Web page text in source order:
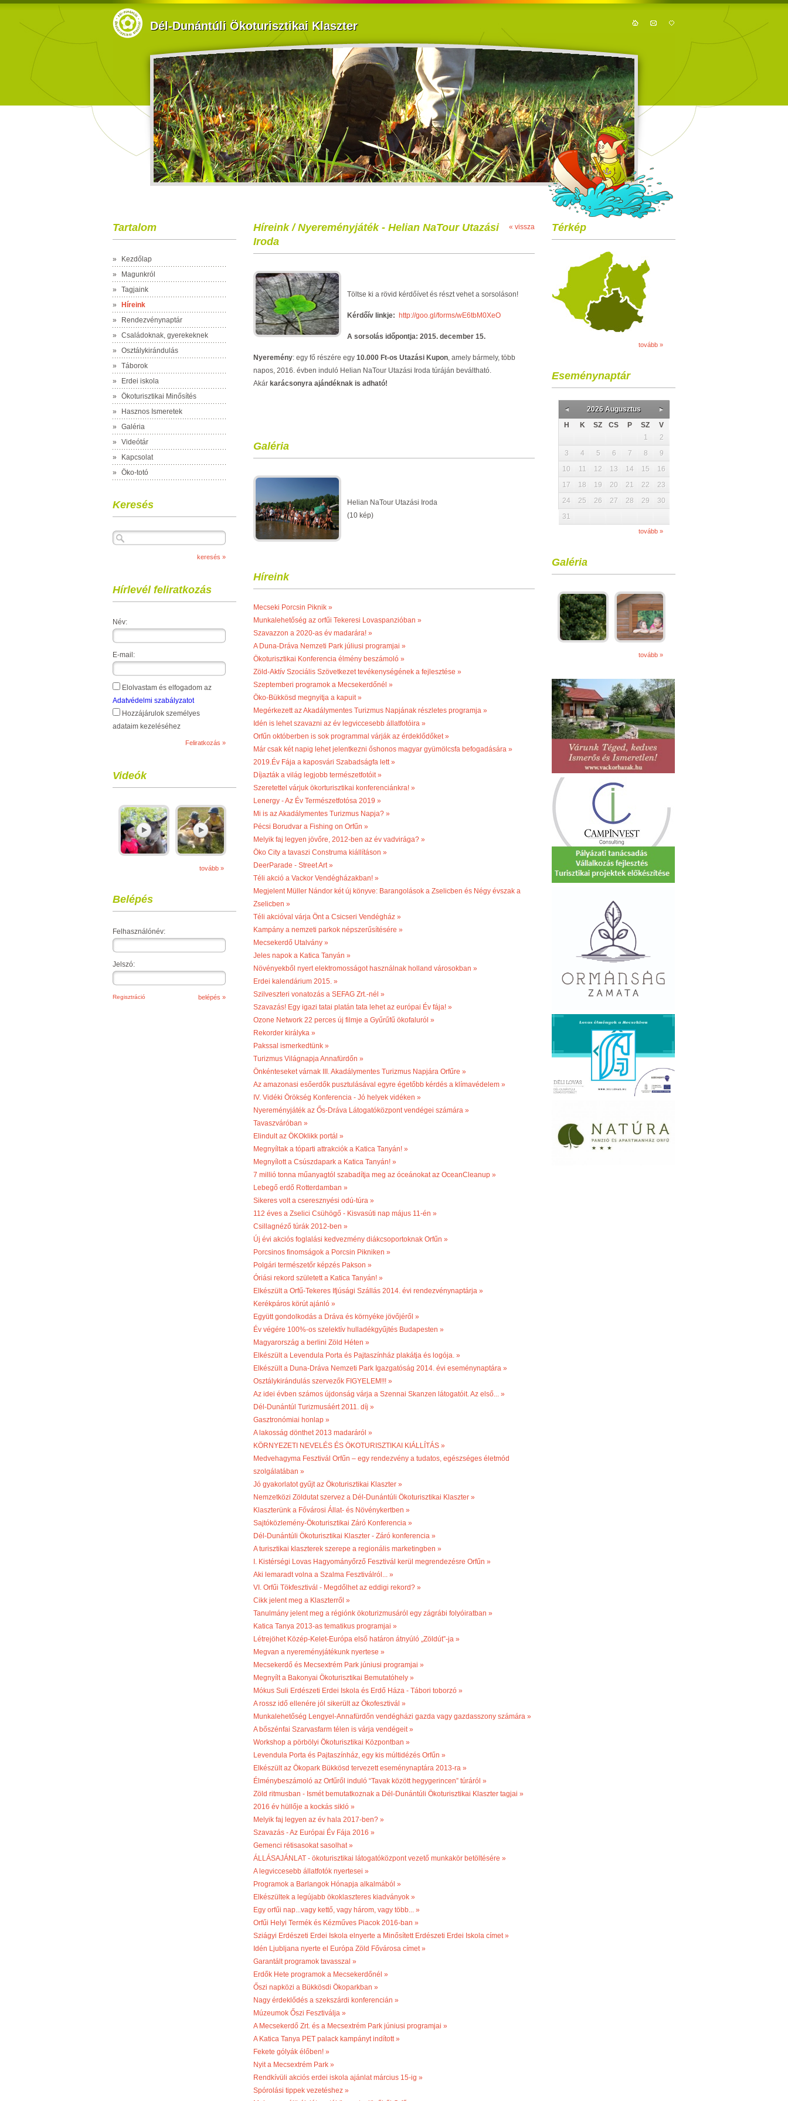
Dél-Dunántúli Ökoturisztikai Klaszter
Tartalom
»
Kezdőlap
»
Magunkról
»
Tagjaink
»
Híreink
»
Rendezvénynaptár
»
Családoknak, gyerekeknek
»
Osztálykirándulás
»
Táborok
»
Erdei iskola
»
Ökoturisztikai Minősítés
»
Hasznos Ismeretek
»
Galéria
»
Videótár
»
Kapcsolat
»
Öko-totó
Keresés
Hírlevél feliratkozás
Név:
E-mail:
Elolvastam és elfogadom az
Adatvédelmi szabályzatot
Hozzájárulok személyes
adataim kezeléséhez
Videók
tovább »
Belépés
Felhasználónév:
Jelszó:
Regisztráció
« vissza
Híreink / Nyereményjáték - Helian NaTour Utazási
Iroda
Töltse ki a rövid kérdőívet és részt vehet a sorsoláson!
Kérdőív linkje: http://goo.gl/forms/wE6tbM0XeO
A sorsolás időpontja: 2015. december 15.
Nyeremény: egy fő részére egy 10.000 Ft-os Utazási Kupon, amely bármely, több
napos, 2016. évben induló Helian NaTour Utazási Iroda túráján beváltható.
Akár karácsonyra ajándéknak is adható!
Galéria
Helian NaTour Utazási Iroda
(10 kép)
Híreink
Mecseki Porcsin Piknik »
Munkalehetőség az orfűi Tekeresi Lovaspanzióban »
Szavazzon a 2020-as év madarára! »
A Duna-Dráva Nemzeti Park júliusi programjai »
Ökoturisztikai Konferencia élmény beszámoló »
Zöld-Aktív Szociális Szövetkezet tevékenységének a fejlesztése »
Szeptemberi programok a Mecsekerdőnél »
Öko-Bükkösd megnyitja a kapuit »
Megérkezett az Akadálymentes Turizmus Napjának részletes programja »
Idén is lehet szavazni az év legviccesebb állatfotóira »
Orfűn októberben is sok programmal várják az érdeklődőket »
Már csak két napig lehet jelentkezni őshonos magyar gyümölcsfa befogadására »
2019.Év Fája a kaposvári Szabadságfa lett »
Díjazták a világ legjobb természetfotóit »
Szeretettel várjuk ökorturisztikai konferenciánkra! »
Lenergy - Az Év Természetfotósa 2019 »
Mi is az Akadálymentes Turizmus Napja? »
Pécsi Borudvar a Fishing on Orfűn »
Melyik faj legyen jövőre, 2012-ben az év vadvirága? »
Öko City a tavaszi Construma kiállításon »
DeerParade - Street Art »
Téli akció a Vackor Vendégházakban! »
Megjelent Müller Nándor két új könyve: Barangolások a Zselicben és Négy évszak a
Zselicben »
Téli akcióval várja Önt a Csicseri Vendégház »
Kampány a nemzeti parkok népszerűsítésére »
Mecsekerdő Utalvány »
Jeles napok a Katica Tanyán »
Növényekből nyert elektromosságot használnak holland városokban »
Erdei kalendárium 2015. »
Szilveszteri vonatozás a SEFAG Zrt.-nél »
Szavazás! Egy igazi tatai platán tata lehet az európai Év fája! »
Ozone Network 22 perces új filmje a Gyűrűfű ökofaluról »
Rekorder királyka »
Pakssal ismerkedtünk »
Turizmus Világnapja Annafürdőn »
Önkénteseket várnak III. Akadálymentes Turizmus Napjára Orfűre »
Az amazonasi esőerdők pusztulásával egyre égetőbb kérdés a klímavédelem »
IV. Vidéki Örökség Konferencia - Jó helyek vidéken »
Nyereményjáték az Ős-Dráva Látogatóközpont vendégei számára »
Tavaszváróban »
Elindult az ÖKOklikk portál »
Megnyíltak a tóparti attrakciók a Katica Tanyán! »
Megnyílott a Csúszdapark a Katica Tanyán! »
7 millió tonna műanyagtól szabadítja meg az óceánokat az OceanCleanup »
Lebegő erdő Rotterdamban »
Sikeres volt a cseresznyési odú-túra »
112 éves a Zselici Csühögő - Kisvasúti nap május 11-én »
Csillagnéző túrák 2012-ben »
Új évi akciós foglalási kedvezmény diákcsoportoknak Orfűn »
Porcsinos finomságok a Porcsin Pikniken »
Polgári természetőr képzés Pakson »
Óriási rekord született a Katica Tanyán! »
Elkészült a Orfű-Tekeres Ifjúsági Szállás 2014. évi rendezvénynaptárja »
Kerékpáros körút ajánló »
Együtt gondolkodás a Dráva és környéke jövőjéről »
Év végére 100%-os szelektív hulladékgyűjtés Budapesten »
Magyarország a berlini Zöld Héten »
Elkészült a Levendula Porta és Pajtaszínház plakátja és logója. »
Elkészült a Duna-Dráva Nemzeti Park Igazgatóság 2014. évi eseménynaptára »
Osztálykirándulás szervezők FIGYELEM!!! »
Az idei évben számos újdonság várja a Szennai Skanzen látogatóit. Az első... »
Dél-Dunántúl Turizmusáért 2011. díj »
Gasztronómiai honlap »
A lakosság dönthet 2013 madaráról »
KÖRNYEZETI NEVELÉS ÉS ÖKOTURISZTIKAI KIÁLLÍTÁS »
Medvehagyma Fesztivál Orfűn – egy rendezvény a tudatos, egészséges életmód
szolgálatában »
Jó gyakorlatot gyűjt az Ökoturisztikai Klaszter »
Nemzetközi Zöldutat szervez a Dél-Dunántúli Ökoturisztikai Klaszter »
Klaszterünk a Fővárosi Állat- és Növénykertben »
Sajtóközlemény-Ökoturisztikai Záró Konferencia »
Dél-Dunántúli Ökoturisztikai Klaszter - Záró konferencia »
A turisztikai klaszterek szerepe a regionális marketingben »
I. Kistérségi Lovas Hagyományőrző Fesztivál kerül megrendezésre Orfűn »
Aki lemaradt volna a Szalma Fesztiválról... »
VI. Orfűi Tökfesztivál - Megdőlhet az eddigi rekord? »
Cikk jelent meg a Klaszterről »
Tanulmány jelent meg a régiónk ökoturizmusáról egy zágrábi folyóiratban »
Katica Tanya 2013-as tematikus programjai »
Létrejöhet Közép-Kelet-Európa első határon átnyúló „Zöldút”-ja »
Megvan a nyereményjátékunk nyertese »
Mecsekerdő és Mecsextrém Park júniusi programjai »
Megnyílt a Bakonyai Ökoturisztikai Bemutatóhely »
Mókus Suli Erdészeti Erdei Iskola és Erdő Háza - Tábori toborzó »
A rossz idő ellenére jól sikerült az Ökofesztivál »
Munkalehetőség Lengyel-Annafürdőn vendégházi gazda vagy gazdasszony számára »
A bőszénfai Szarvasfarm télen is várja vendégeit »
Workshop a pörbölyi Ökoturisztikai Központban »
Levendula Porta és Pajtaszínház, egy kis múltidézés Orfűn »
Elkészült az Ökopark Bükkösd tervezett eseménynaptára 2013-ra »
Élménybeszámoló az Orfűről induló “Tavak között hegygerincen” túráról »
Zöld ritmusban - Ismét bemutatkoznak a Dél-Dunántúli Ökoturisztikai Klaszter tagjai »
2016 év hüllője a kockás sikló »
Melyik faj legyen az év hala 2017-ben? »
Szavazás - Az Európai Év Fája 2016 »
Gemenci rétisasokat sasolhat »
ÁLLÁSAJÁNLAT - ökoturisztikai látogatóközpont vezető munkakör betöltésére »
A legviccesebb állatfotók nyertesei »
Programok a Barlangok Hónapja alkalmából »
Elkészültek a legújabb ökoklaszteres kiadványok »
Egy orfűi nap...vagy kettő, vagy három, vagy több... »
Orfűi Helyi Termék és Kézműves Piacok 2016-ban »
Sziágyi Erdészeti Erdei Iskola elnyerte a Minősített Erdészeti Erdei Iskola címet »
Idén Ljubljana nyerte el Európa Zöld Fővárosa címet »
Garantált programok tavasszal »
Erdők Hete programok a Mecsekerdőnél »
Őszi napközi a Bükkösdi Ökoparkban »
Nagy érdeklődés a szekszárdi konferencián »
Múzeumok Őszi Fesztiválja »
A Mecsekerdő Zrt. és a Mecsextrém Park júniusi programjai »
A Katica Tanya PET palack kampányt indított »
Fekete gólyák élőben! »
Nyit a Mecsextrém Park »
Rendkívüli akciós erdei iskola ajánlat március 15-ig »
Spórolási tippek vezetéshez »
Térkép
tovább »
Eseménynaptár
2026 Augusztus
H
K SZ CS P SZ
V
1
2
3
4 5 6 7 8
9
10
11 12 13 14 15
16
17
18 19 20 21 22
23
24
25 26 27 28 29
30
31
tovább »
Galéria
tovább »